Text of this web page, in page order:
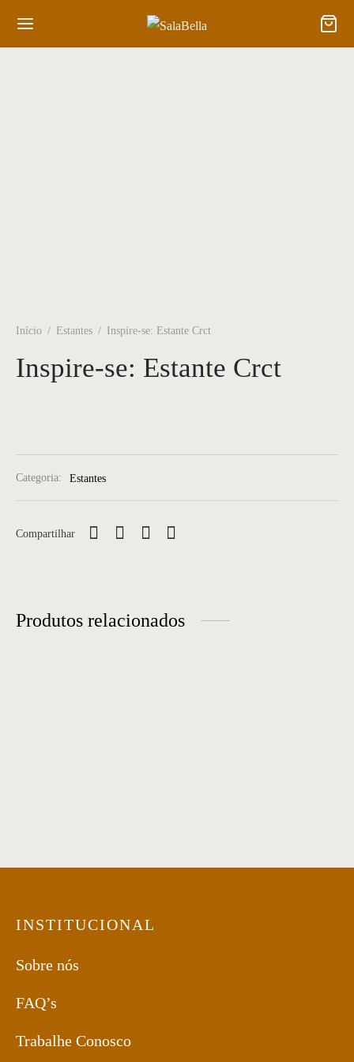
Início / Estantes / Inspire-se: Estante Crct
Inspire-se: Estante Crct
Categoria: Estantes
Compartilhar
Produtos relacionados
INSTITUCIONAL
Sobre nós
FAQ’s
Trabalhe Conosco